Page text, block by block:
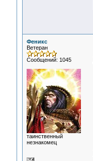
Феникс
Ветеран
Сообщений: 1045
таинственный
незнакомец